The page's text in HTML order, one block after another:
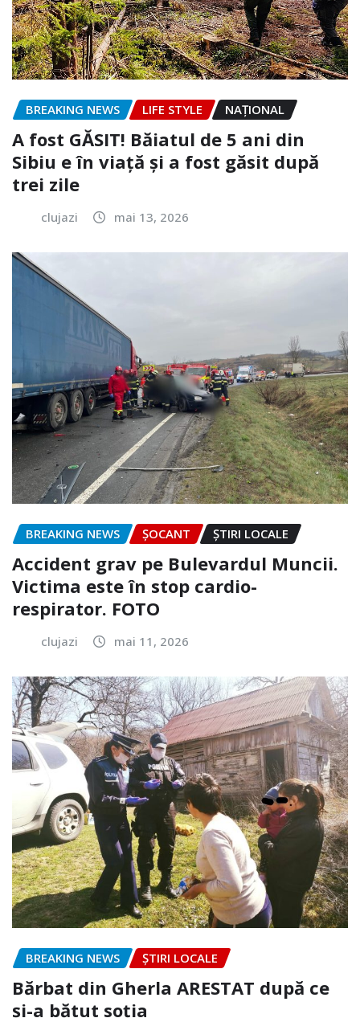
BREAKING NEWS LIFE STYLE NAŢIONAL
A fost GĂSIT! Băiatul de 5 ani din
Sibiu e în viață și a fost găsit după
trei zile
clujazi mai 13, 2026
BREAKING NEWS ȘOCANT ȘTIRI LOCALE
Accident grav pe Bulevardul Muncii.
Victima este în stop cardio-
respirator. FOTO
clujazi mai 11, 2026
BREAKING NEWS ȘTIRI LOCALE
Bărbat din Gherla ARESTAT după ce
și-a bătut soția